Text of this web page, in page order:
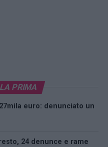
PRIMA
euro: denunciato un
24 denunce e rame